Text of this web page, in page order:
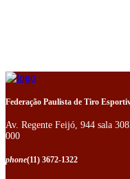
Federação Paulista de Tiro
Av. Regente Feijó, 944 sala
000
phone(11) 3672-1322